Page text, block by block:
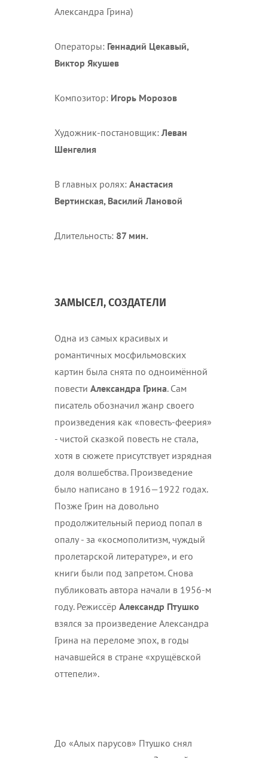
Александра Грина)
Операторы: Геннадий Цекавый,
Виктор Якушев
Композитор: Игорь Морозов
Художник-постановщик: Леван
Шенгелия
В главных ролях: Анастасия
Вертинская, Василий Лановой
Длительность: 87 мин.
ЗАМЫСЕЛ, СОЗДАТЕЛИ
Одна из самых красивых и
романтичных мосфильмовских
картин была снята по одноимённой
повести Александра Грина. Сам
писатель обозначил жанр своего
произведения как «повесть-феерия»
- чистой сказкой повесть не стала,
хотя в сюжете присутствует изрядная
доля волшебства. Произведение
было написано в 1916—1922 годах.
Позже Грин на довольно
продолжительный период попал в
опалу - за «космополитизм, чуждый
пролетарской литературе», и его
книги были под запретом. Снова
публиковать автора начали в 1956-м
году. Режиссёр Александр Птушко
взялся за произведение Александра
Грина на переломе эпох, в годы
начавшейся в стране «хрущёвской
оттепели».
До «Алых парусов» Птушко снял